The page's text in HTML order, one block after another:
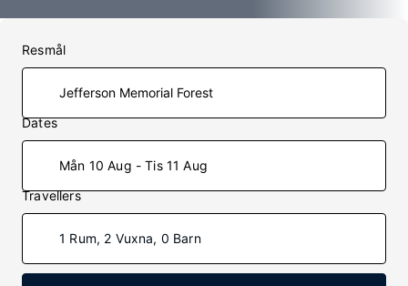
Resmål
Dates
Mån 10 Aug - Tis 11 Aug
Travellers
1 Rum, 2 Vuxna, 0 Barn